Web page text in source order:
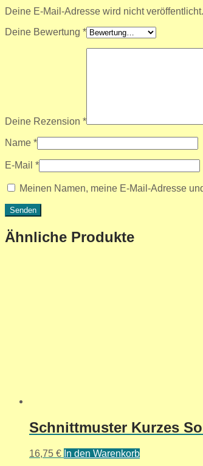
Deine E-Mail-Adresse wird nicht veröffentlicht.
Deine Bewertung *
Deine Rezension *
Name *
E-Mail *
Meinen Namen, meine E-Mail-Adresse
Ähnliche Produkte
Schnittmuster Kurzes
16,75 € In den Warenkorb